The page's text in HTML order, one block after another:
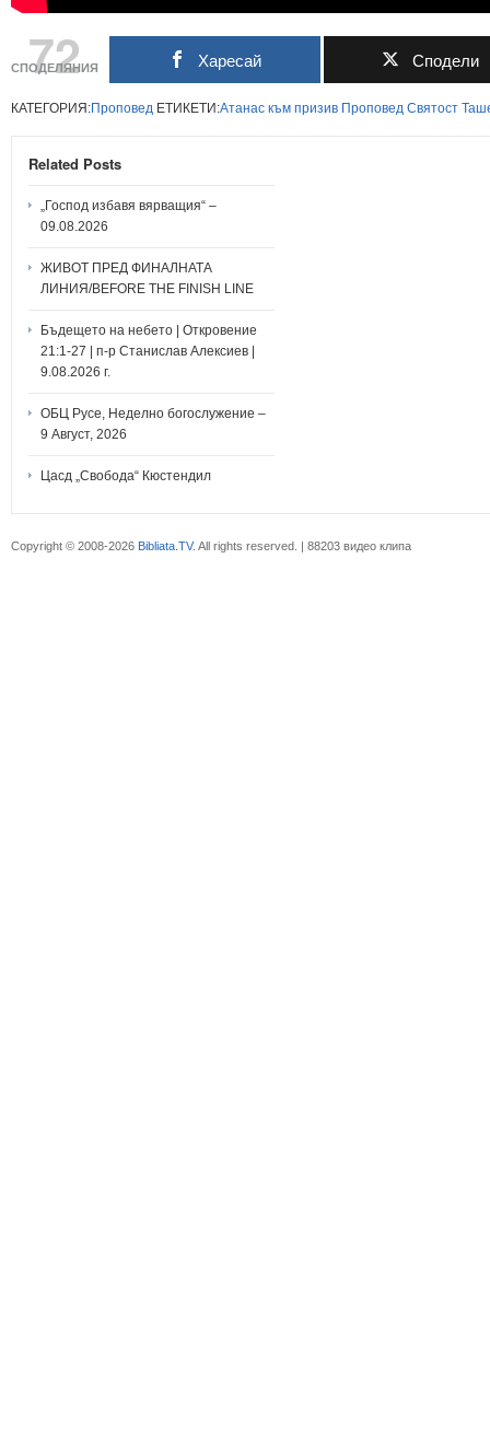
72
СПОДЕЛЯНИЯ Харесай Сподели
КАТЕГОРИЯ:Проповед ЕТИКЕТИ:Атанас към призив Проповед Святост
Related Posts
„Господ избавя вярващия“ –
09.08.2026
ЖИВОТ ПРЕД ФИНАЛНАТА
ЛИНИЯ/BEFORE THE FINISH LINE
Бъдещето на небето | Откровение
21:1-27 | п-р Станислав Алексиев |
9.08.2026 г.
ОБЦ Русе, Неделно богослужение –
9 Август, 2026
Цасд „Свобода“ Кюстендил
Copyright © 2008-2026 Bibliata.TV. All rights reserved. | 88203 видео клипа